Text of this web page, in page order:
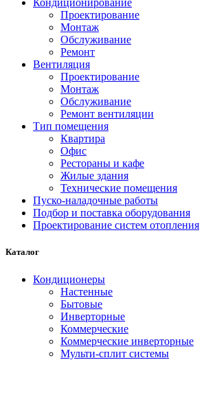
Кондиционирование
Проектирование
Монтаж
Обслуживание
Ремонт
Вентиляция
Проектирование
Монтаж
Обслуживание
Ремонт вентиляции
Тип помещения
Квартира
Офис
Рестораны и кафе
Жилые здания
Технические помещения
Пуско-наладочные работы
Подбор и поставка оборудования
Проектирование систем отопления
Каталог
Кондиционеры
Настенные
Бытовые
Инверторные
Коммерческие
Коммерческие инверторные
Мульти-сплит системы